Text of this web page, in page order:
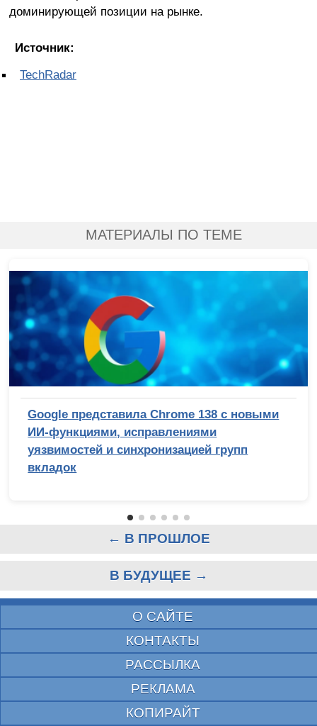
доминирующей позиции на рынке.
Источник:
TechRadar
МАТЕРИАЛЫ ПО ТЕМЕ
Google представила Chrome 138 с новыми
ИИ-функциями, исправлениями
уязвимостей и синхронизацией групп
вкладок
← В ПРОШЛОЕ
В БУДУЩЕЕ →
О САЙТЕ
КОНТАКТЫ
РАССЫЛКА
РЕКЛАМА
КОПИРАЙТ